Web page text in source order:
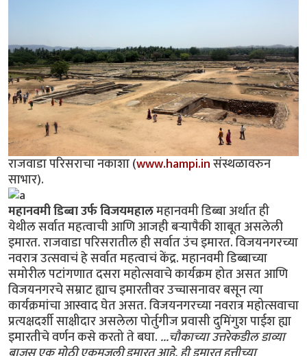
राजवाडा परिसराचा नकाशा (www.hampi.inसंस्थळावरुन
साभार).
महानवमी डिब्बा उर्फ विजयमहालमहानवमी डिब्बा अर्थात ही
येथील सर्वात महत्वाची आणि आजही बर्‍यापैकी शाबूत असलेली
इमारत. राजवाडा परिसरातील ही सर्वात उंच इमारत. विजयनगरच्या
नवरात्र उत्सवाचं हे सर्वात महत्वाचं केंद्र. महानवमी डिब्बाच्या
समोरील पटांगणात दसरा महोत्सवाचे कार्यक्रम होत असत आणि
विजयनगरचे सम्राट ह्याच इमारतीवर उच्चासनावर बसून त्या
कार्यक्रमांचा आस्वाद घेत असत. विजयनगरच्या नवरात्र महोत्सवाचा
प्रत्यक्षदर्शी साक्षीदार असलेला पोर्तुगीज प्रवासी दुमिंगुश पाईश ह्या
इमारतीचे वर्णन कसे करतो ते बघा....चौकाच्या उत्तरेकडील डाव्या